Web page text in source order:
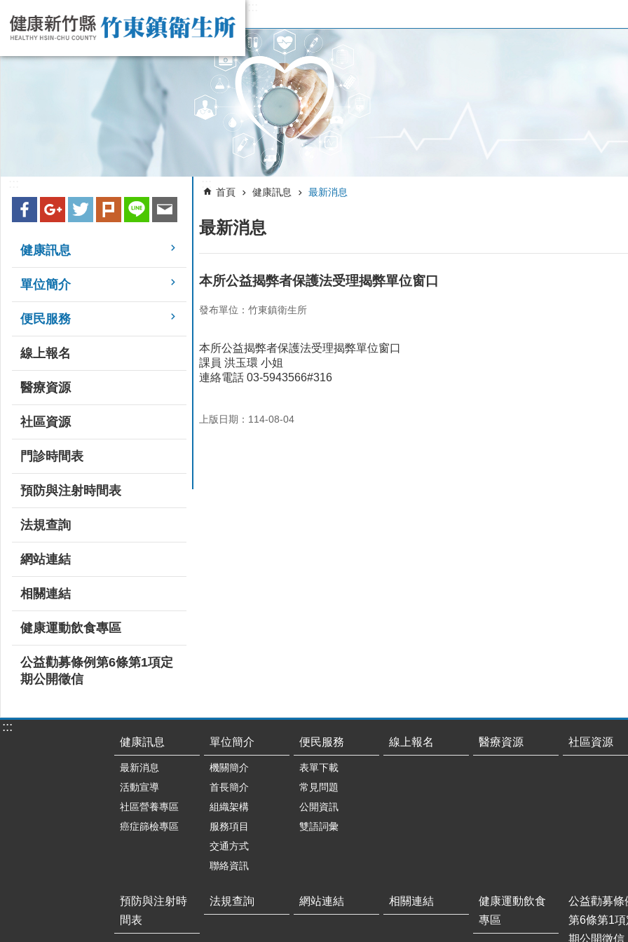
跳到主要內容區塊
健康訊息
單位簡介
便民服務
線上報名
醫療資源
社區資源
門診時間表
預防與注射時間表
法規查詢
網站連結
相關連結
健康運動飲食專區
公益勸募條例第6條第1項定
期公開徵信
首頁 健康訊息 最新消息
最新消息
本所公益揭弊者保護法受理揭弊單位窗口
發布單位：竹東鎮衛生所
本所公益揭弊者保護法受理揭弊單位窗口
課員 洪玉環 小姐
連絡電話 03-5943566#316
上版日期：114-08-04
:::
健康訊息
最新消息
活動宣導
社區營養專區
癌症篩檢專區
單位簡介
機關簡介
首長簡介
組織架構
服務項目
交通方式
聯絡資訊
便民服務
表單下載
常見問題
公開資訊
雙語詞彙
線上報名 醫療資源 社區資源
預防與注射時
間表
法規查詢 網站連結 相關連結
健康運動飲食
專區
公益勸募條
第6條第1項
期公開徵信